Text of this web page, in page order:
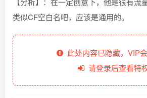
类似CF空白名吧，应该是通用的。
此处内容已隐藏，VIP
请登录后查看特